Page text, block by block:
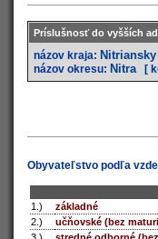
Príslušnosť do vyšších
názov kraja:
názov okresu: Nitra [
Obyvateľstvo podľa
1.)
základné
2.)
učňovské (bez